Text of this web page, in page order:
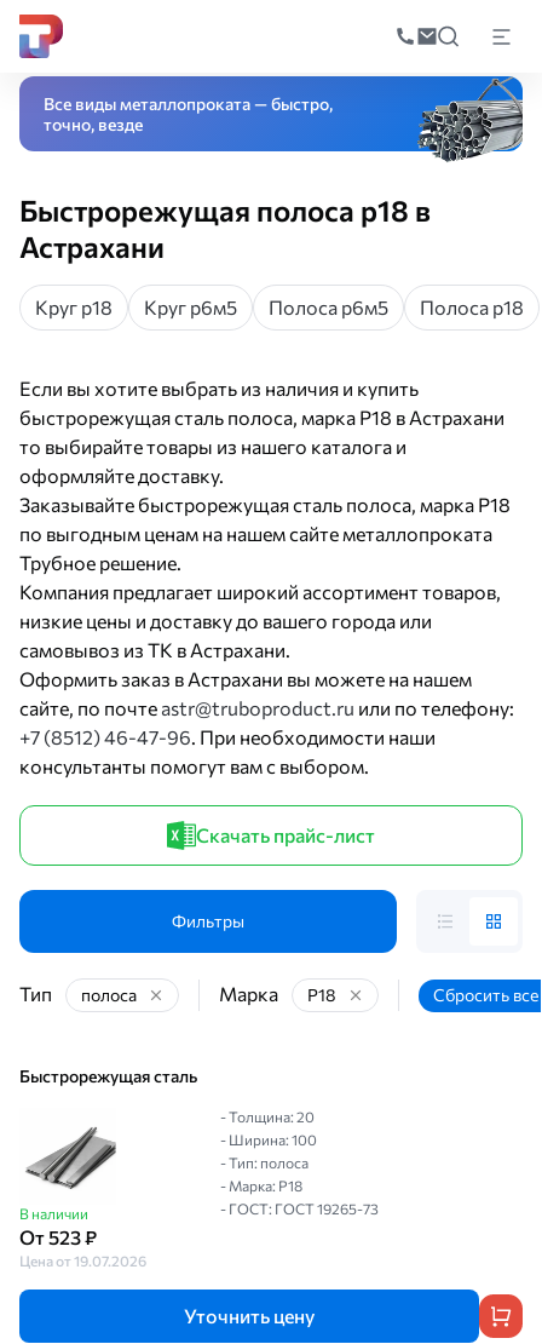
по
Главная Инструментальная
Все виды металлопроката — быстро,
точно, везде
Быстрорежущая полоса р18 в
Астрахани
Круг р18 Круг р6м5 Полоса р6м5 Полоса р18
Если вы хотите выбрать из наличия и купить
быстрорежущая сталь полоса, марка Р18 в Астрахани
то выбирайте товары из нашего каталога и
оформляйте доставку.
Заказывайте быстрорежущая сталь полоса, марка Р18
по выгодным ценам на нашем сайте металлопроката
Трубное решение.
Компания предлагает широкий ассортимент товаров,
низкие цены и доставку до вашего города или
самовывоз из ТК в Астрахани.
Оформить заказ в Астрахани вы можете на нашем
сайте, по почте astr@truboproduct.ru или по телефону:
+7 (8512) 46-47-96. При необходимости наши
консультанты помогут вам с выбором.
Скачать прайс-лист
Фильтры
Тип полоса Марка Р18 Сбросить все
Быстрорежущая сталь
В наличии
От 523 ₽
Цена от 19.07.2026
- Толщина: 20
- Ширина: 100
- Тип: полоса
- Марка: Р18
- ГОСТ: ГОСТ 19265-73
Уточнить цену